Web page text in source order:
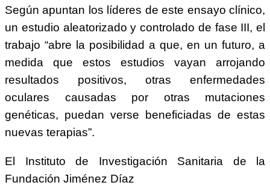
Según apuntan los líderes de este ensayo clínico,
un estudio aleatorizado y controlado de fase III, el
trabajo “abre la posibilidad a que, en un futuro, a
medida que estos estudios vayan arrojando
resultados positivos, otras enfermedades
oculares causadas por otras mutaciones
genéticas, puedan verse beneficiadas de estas
nuevas terapias”.
El Instituto de Investigación Sanitaria de la
Fundación Jiménez Díaz